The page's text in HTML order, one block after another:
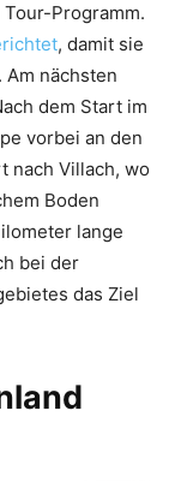
Programm.
, damit sie
nächsten
dem Start im
vorbei an den
nach Villach, wo
Boden
lange
bei der
das Ziel